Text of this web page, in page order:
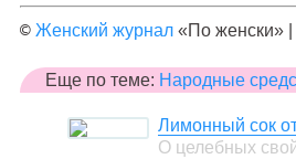
© Женский журнал«По женски» |
Еще по теме: Народные
Лимонный сок
О целебных